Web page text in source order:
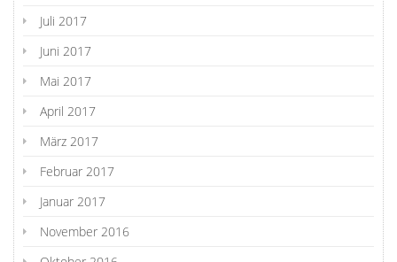
Juli 2017
Juni 2017
Mai 2017
April 2017
März 2017
Februar 2017
Januar 2017
November 2016